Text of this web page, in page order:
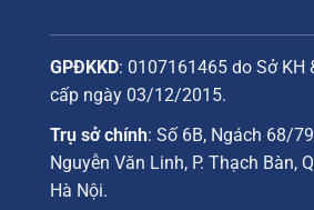
GPĐKKD: 0107161465 do Sở KH
cấp ngày 03/12/2015.
Trụ sở chính: Số 6B, Ngách 68/
Nguyễn Văn Linh, P. Thạch Bàn,
Hà Nội.